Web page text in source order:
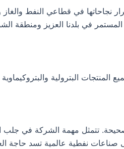
نجاحاتها في قطاعي النفط
المستمر في بلدنا العزيز ومنطقة
المنتجات البترولية
تتمثل مهمة الشركة في جلب
صناعات نفطية عالمية تسد حاجة